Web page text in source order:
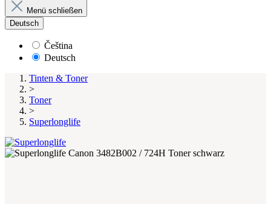
Menü schließen
Deutsch
Čeština
Deutsch
Tinten & Toner
>
Toner
>
Superlonglife